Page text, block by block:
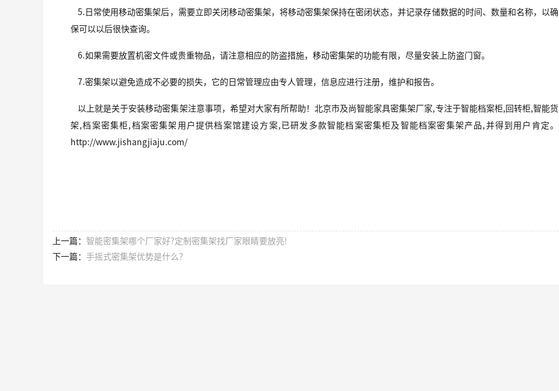
5.日常使用移动密集架后，需要立即关闭移动密集架，将移动密集架保持在密闭状态，并记录存储数据的时间、数量和名称，以确
保可以以后很快查询。
6.如果需要放置机密文件或贵重物品，请注意相应的防盗措施，移动密集架的功能有限，尽量安装上防盗门窗。
7.密集架以避免造成不必要的损失，它的日常管理应由专人管理，信息应进行注册，维护和报告。
以上就是关于安装移动密集架注意事项，希望对大家有所帮助！北京市及尚智能家具密集架厂家,专注于智能档案柜,回转柜,智能货
架,档案密集柜,档案密集架用户提供档案馆建设方案,已研发多款智能档案密集柜及智能档案密集架产品,并得到用户肯定。
http://www.jishangjiaju.com/
上一篇： 智能密集架​哪个厂家好?定制密集架找厂家眼睛要放亮!
下一篇： 手摇式密集架优势是什么？